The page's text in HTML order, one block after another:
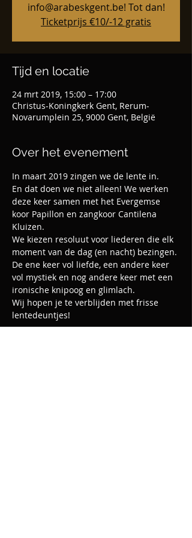
info@arabeskgent.be! Tot dan!
Ticketprijs €10/-12 gratis
Tijd en locatie
24 mrt 2019, 15:00 – 17:00
Christus-Koningkerk Gent, Rerum-
Novarumplein 25, 9000 Gent, België
Over het evenement
In maart 2019 zingen we de lente in.
En dat doen we niet alleen! We werken
deze keer samen met het Evergemse
koor Papillon en zangkoor Cantilena
Kluizen.
We kiezen resoluut voor liederen die elk
moment van de dag (en nacht) bezingen.
De ene keer vol liefde, een andere keer
vol mystiek en nog andere keer met een
ironische knipoog en glimlach.
​Wij hopen je te verblijden met frisse
lentedeuntjes!